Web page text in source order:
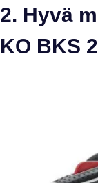
2. Hyvä
KO BKS